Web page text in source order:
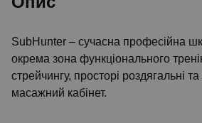
SubHunter – сучасна професійна
окрема зона функціонального
стрейчингу, просторі роздягальні
масажний кабінет.